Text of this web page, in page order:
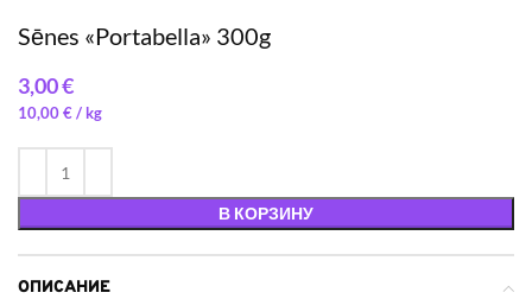
Sēnes «Portabella» 300g
€
10,00€/
В КОРЗИНУ
ОПИСАНИЕ